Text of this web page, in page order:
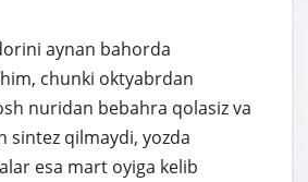
aynan bahorda
chunki oktyabrdan
nuridan bebahra qolasiz va
sintez qilmaydi, yozda
esa mart oyiga kelib